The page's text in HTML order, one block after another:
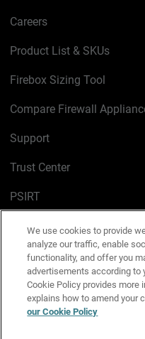
Careers
Product List & SKUs
Firebox Sizing Tool
Compare Firewall
Support
Trust Center
PSIRT
Cookie Policy
Privacy Policy
Media & Brand Kit
Manage Email Preferences
We use cookies to provide
analyze our traffic, enable
functionality, and offer you
advertisements according to
Cookie Policy provides more
explains how to amend your
our Cookie Policy